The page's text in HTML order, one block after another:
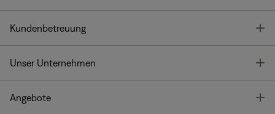
Kundenbetreuung
Unser Unternehmen
Angebote